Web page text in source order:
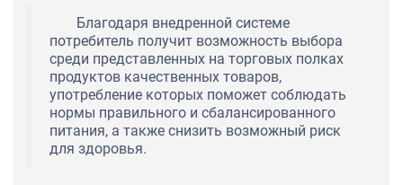
Благодаря внедренной системе
потребитель получит возможность выбора
среди представленных на торговых полках
продуктов качественных товаров,
употребление которых поможет соблюдать
нормы правильного и сбалансированного
питания, а также снизить возможный риск
для здоровья.